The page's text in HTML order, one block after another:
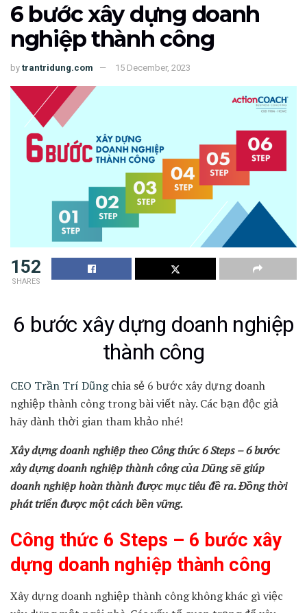
6 bước xây dựng doanh
nghiệp thành công
by trantridung.com 15 December, 2023
152
SHARES
6 bước xây dựng doanh nghiệp
thành công
CEO Trần Trí Dũngchia sẻ 6 bước xây dựng doanh
nghiệp thành công trong bài viết này. Các bạn độc giả
hãy dành thời gian tham khảo nhé!
Xây dựng doanh nghiệp theo Công thức 6 Steps – 6 bước
xây dựng doanh nghiệp thành công của Dũng sẽ giúp
doanh nghiệp hoàn thành được mục tiêu đề ra. Đồng thời
phát triển được một cách bền vững.
Công thức 6 Steps – 6 bước xây
dựng doanh nghiệp thành công
Xây dựng doanh nghiệp thành công không khác gì việc